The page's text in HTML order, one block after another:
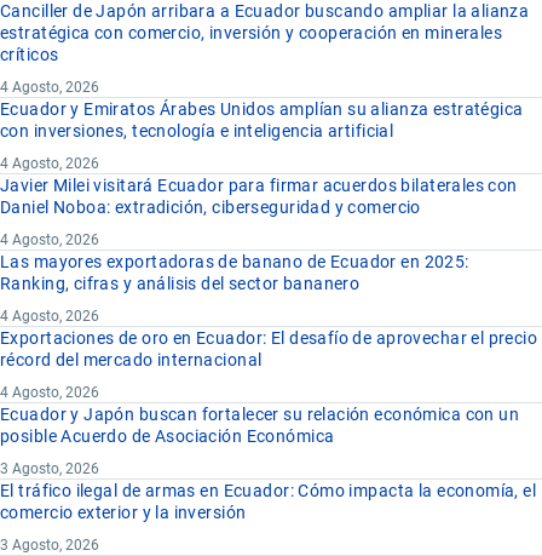
Canciller de Japón arribara a Ecuador buscando ampliar la alianza
estratégica con comercio, inversión y cooperación en minerales
críticos
4 Agosto, 2026
Ecuador y Emiratos Árabes Unidos amplían su alianza estratégica
con inversiones, tecnología e inteligencia artificial
4 Agosto, 2026
Javier Milei visitará Ecuador para firmar acuerdos bilaterales con
Daniel Noboa: extradición, ciberseguridad y comercio
4 Agosto, 2026
Las mayores exportadoras de banano de Ecuador en 2025:
Ranking, cifras y análisis del sector bananero
4 Agosto, 2026
Exportaciones de oro en Ecuador: El desafío de aprovechar el precio
récord del mercado internacional
4 Agosto, 2026
Ecuador y Japón buscan fortalecer su relación económica con un
posible Acuerdo de Asociación Económica
3 Agosto, 2026
El tráfico ilegal de armas en Ecuador: Cómo impacta la economía, el
comercio exterior y la inversión
3 Agosto, 2026